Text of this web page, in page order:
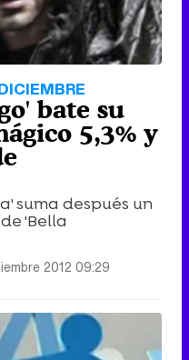
bate su
5,3% y
suma después un
'Bella
2012 09:29